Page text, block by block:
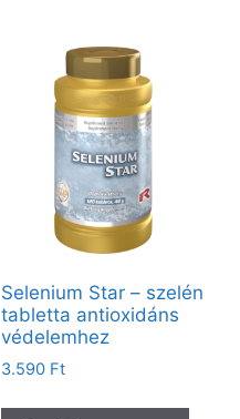
Selenium Star – szelén
tabletta antioxidáns
védelemhez
3.590 Ft